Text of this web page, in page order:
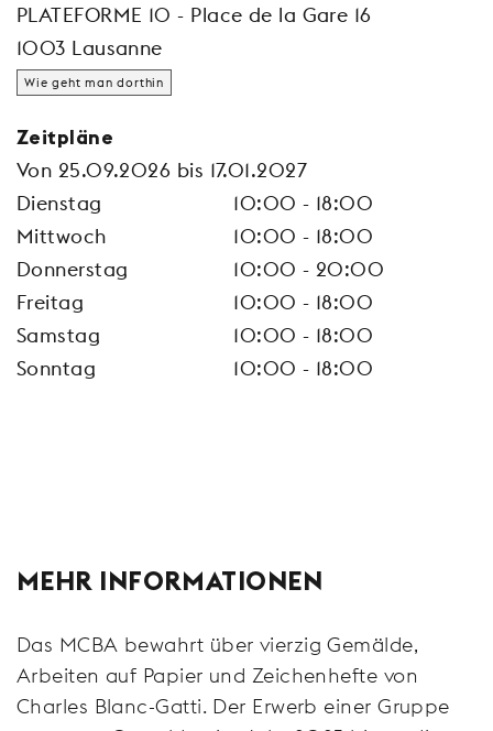
PLATEFORME 10 - Place de la Gare 16
1003 Lausanne
Wie geht man dorthin
Zeitpläne
Von 25.09.2026 bis 17.01.2027
Dienstag
10:00 - 18:00
Mittwoch
10:00 - 18:00
Donnerstag
10:00 - 20:00
Freitag
10:00 - 18:00
Samstag
10:00 - 18:00
Sonntag
10:00 - 18:00
MEHR INFORMATIONEN
Das MCBA bewahrt über vierzig Gemälde,
Arbeiten auf Papier und Zeichenhefte von
Charles Blanc-Gatti. Der Erwerb einer Gruppe